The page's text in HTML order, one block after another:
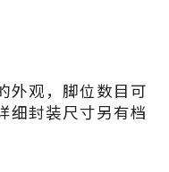
外观，脚位数目可
细封装尺寸另有档